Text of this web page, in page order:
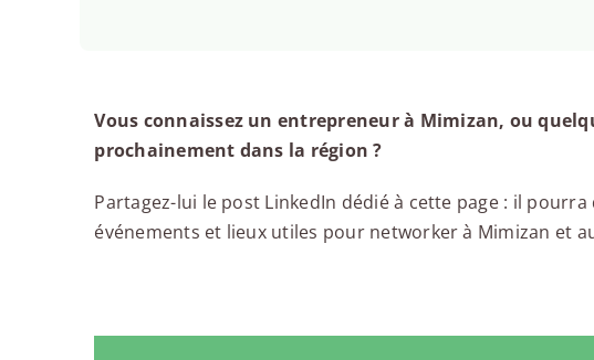
Vous connaissez un entrepreneur à Mimizan, ou
prochainement dans la région ?
Partagez-lui le post LinkedIn dédié à cette page : il
événements et lieux utiles pour networker à Mimizan et